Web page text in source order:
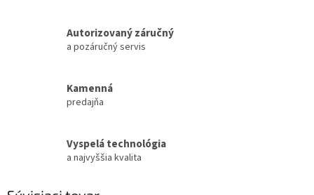
Autorizovaný záručný
a pozáručný servis
Kamenná
predajňa
Vyspelá technológia
a najvyššia kvalita